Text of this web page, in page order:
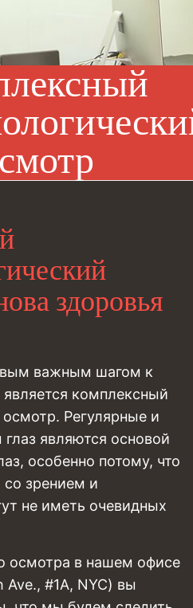
здоровья
важным шагом к
комплексный
Регулярные и
являются основой
особенно потому, что
зрением и
не иметь очевидных
осмотра в нашем офисе
#1A, NYC) вы